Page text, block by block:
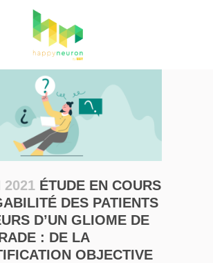
2021 ÉTUDE EN COURS
DES PATIENTS
D’UN GLIOME DE
: DE LA
OBJECTIVE